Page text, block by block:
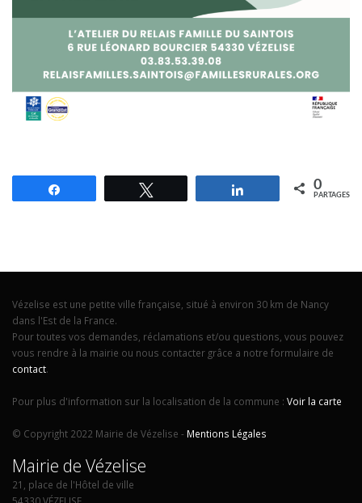
Partagez 0
PARTAGES
Vézelise est une petite ville française, situé à environ 30 km de Nancy
dans l'Est de la France.
Pour toutes vos demandes, réclamations et/ou questions, vous pouvez
vous rendre à la mairie ou nous contacter grâce a notre formulaire de
contact.
Pour plus d'information sur la localisation de la commune : Voir la carte
© Copyright 2022 Mairie de Vézelise - Mentions Légales
Mairie de Vézelise
21, place de l'Hôtel de ville